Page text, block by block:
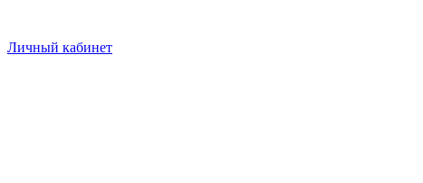
Личный кабинет